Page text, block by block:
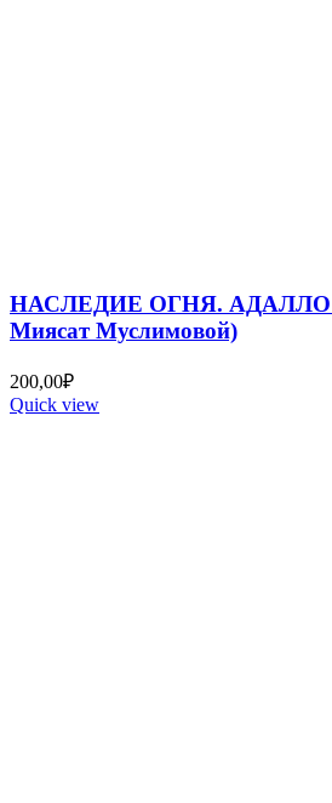
НАСЛЕДИЕ ОГНЯ. АДАЛЛО
Миясат Муслимовой)
200,00₽
Quick view